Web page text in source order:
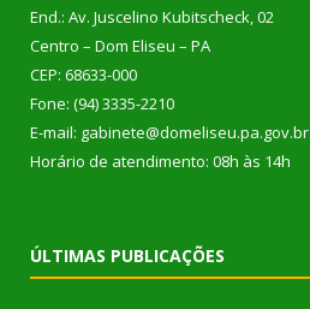
End.: Av. Juscelino Kubitscheck, 02
Centro – Dom Eliseu – PA
CEP: 68633-000
Fone: (94) 3335-2210
E-mail: gabinete@domeliseu.pa.gov.br
Horário de atendimento: 08h às 14h
ÚLTIMAS PUBLICAÇÕES